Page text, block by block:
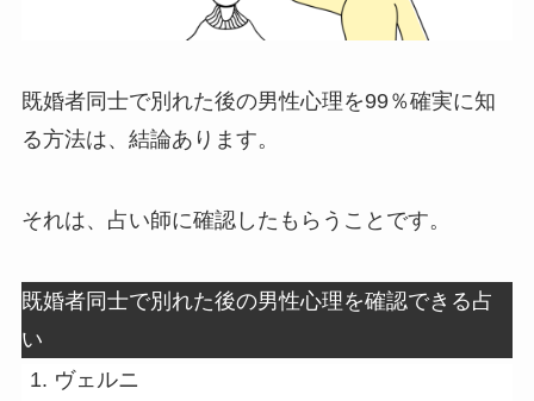
既婚者同士で別れた後の男性心理を99％確実に知
る方法は、結論あります。
それは、占い師に確認したもらうことです。
既婚者同士で別れた後の男性心理を確認できる占
い
ヴェルニ